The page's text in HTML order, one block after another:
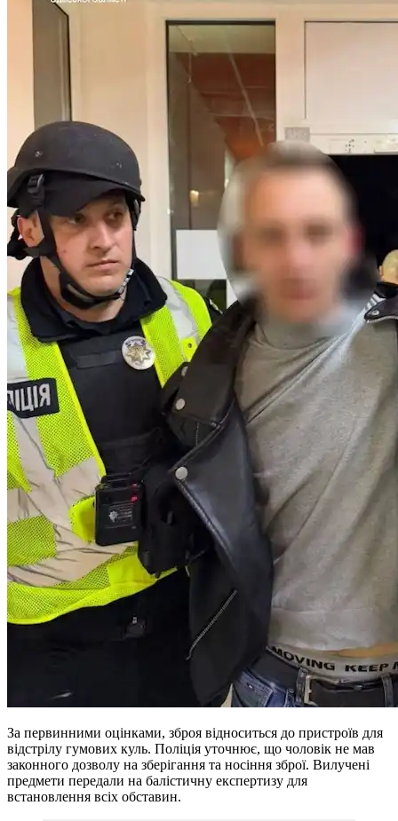
За первинними оцінками, зброя відноситься до пристроїв для
відстрілу гумових куль. Поліція уточнює, що чоловік не мав
законного дозволу на зберігання та носіння зброї. Вилучені
предмети передали на балістичну експертизу для
встановлення всіх обставин.